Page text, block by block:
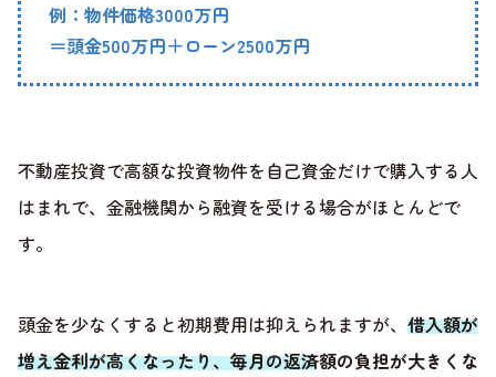
例：物件価格3000万円
＝頭金500万円＋ローン2500万円
不動産投資で高額な投資物件を自己資金だけで購入する人
はまれで、金融機関から融資を受ける場合がほとんどで
す。
頭金を少なくすると初期費用は抑えられますが、 借入額が
増え金利が高くなったり、毎月の返済額の負担が大きくな